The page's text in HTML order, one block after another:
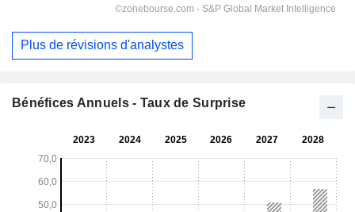
Plus de révisions d'analystes
Bénéfices Annuels - Taux de Surprise